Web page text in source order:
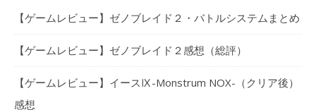
【ゲームレビュー】ゼノブレイド２・バトルシステムまとめ
【ゲームレビュー】ゼノブレイド２感想（総評）
【ゲームレビュー】イースⅨ-Monstrum NOX-（クリア後）
感想